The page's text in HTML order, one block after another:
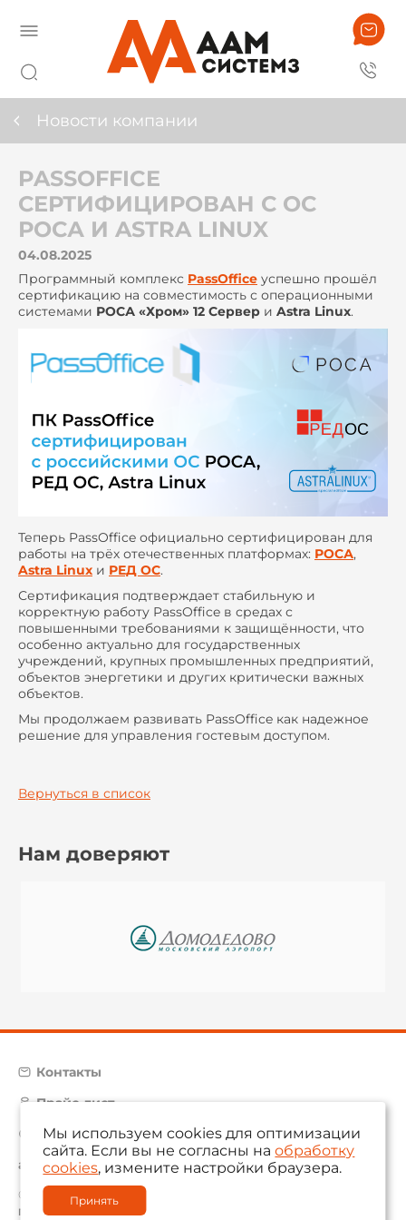
Новости компании
PASSOFFICE
СЕРТИФИЦИРОВАН С ОС
РОСА И ASTRA LINUX
04.08.2025
Программный комплекс PassOffice успешно прошёл
сертификацию на совместимость с операционными
системами РОСА «Хром» 12 Сервер и Astra Linux.
Теперь PassOffice официально сертифицирован для
работы на трёх отечественных платформах: РОСА,
Astra Linux и РЕД ОС.
Сертификация подтверждает стабильную и
корректную работу PassOffice в средах с
повышенными требованиями к защищённости, что
особенно актуально для государственных
учреждений, крупных промышленных предприятий,
объектов энергетики и других критически важных
объектов.
Мы продолжаем развивать PassOffice как надежное
решение для управления гостевым доступом.
Вернуться в список
Нам доверяют
Контакты
Прайс-лист
Карта сайта
aam@aamsystems.ru
© 2004 — 2026 «AAM Systems»
Политика обработки персональных данных
Мы используем cookies для оптимизации
сайта. Если вы не согласны наобработку
cookies, измените настройки браузера.
Принять